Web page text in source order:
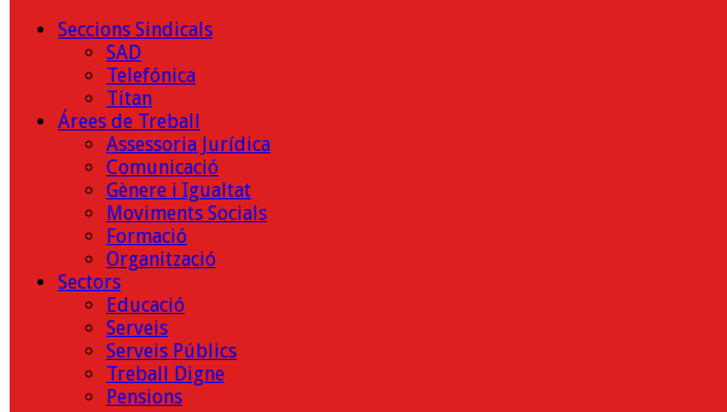
Seccions Sindicals
SAD
Telefónica
Titan
Árees de Treball
Assessoria Jurídica
Comunicació
Gènere i Igualtat
Moviments Socials
Formació
Organització
Sectors
Educació
Serveis
Serveis Públics
Treball Digne
Pensions